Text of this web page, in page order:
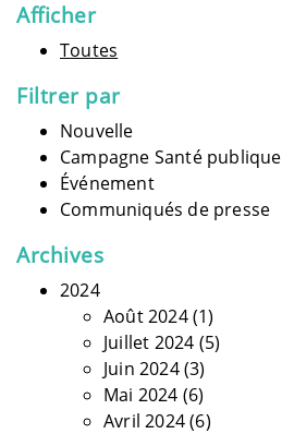
Afficher
Toutes
Filtrer par
Nouvelle
Campagne Santé publique
Événement
Communiqués de presse
Archives
2024
Août 2024(1)
Juillet 2024 (5)
Juin 2024(3)
Mai 2024 (6)
Avril 2024(6)